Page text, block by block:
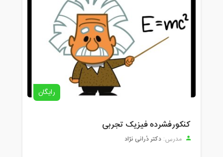
رایگان
کنکورفشرده فیزیک تجربی
مدرس: دکتر دُرانی نژاد